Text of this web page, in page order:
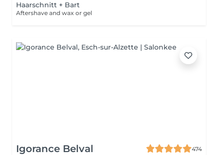
Haarschnitt + Bart
Aftershave and wax or gel
Igorance Belval
474